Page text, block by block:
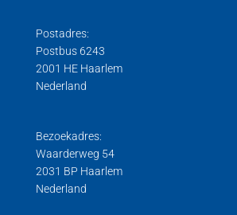
Postadres:
Postbus 6243
2001 HE Haarlem
Nederland
Bezoekadres:
Waarderweg 54
2031 BP Haarlem
Nederland